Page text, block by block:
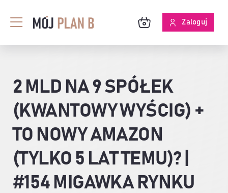
zawartości
Toggle
Navigation
O MPB
SKUTECZNOŚĆ ANALIZ
Zaloguj
2 MLD NA 9 SPÓŁEK
(KWANTOWY WYŚCIG) +
TO NOWY AMAZON
(TYLKO 5 LAT TEMU)? |
#154 MIGAWKA RYNKU